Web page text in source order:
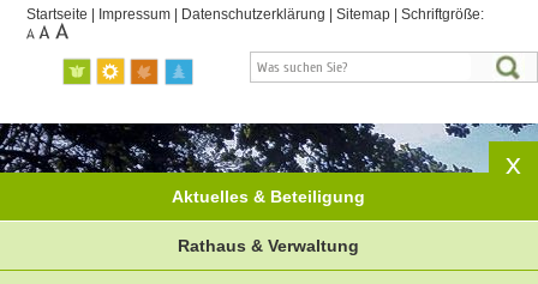
Startseite Impressum Datenschutzerklärung |Sitemap |Schriftgröße:
Aktuelles & Beteiligung
Rathaus & Verwaltung